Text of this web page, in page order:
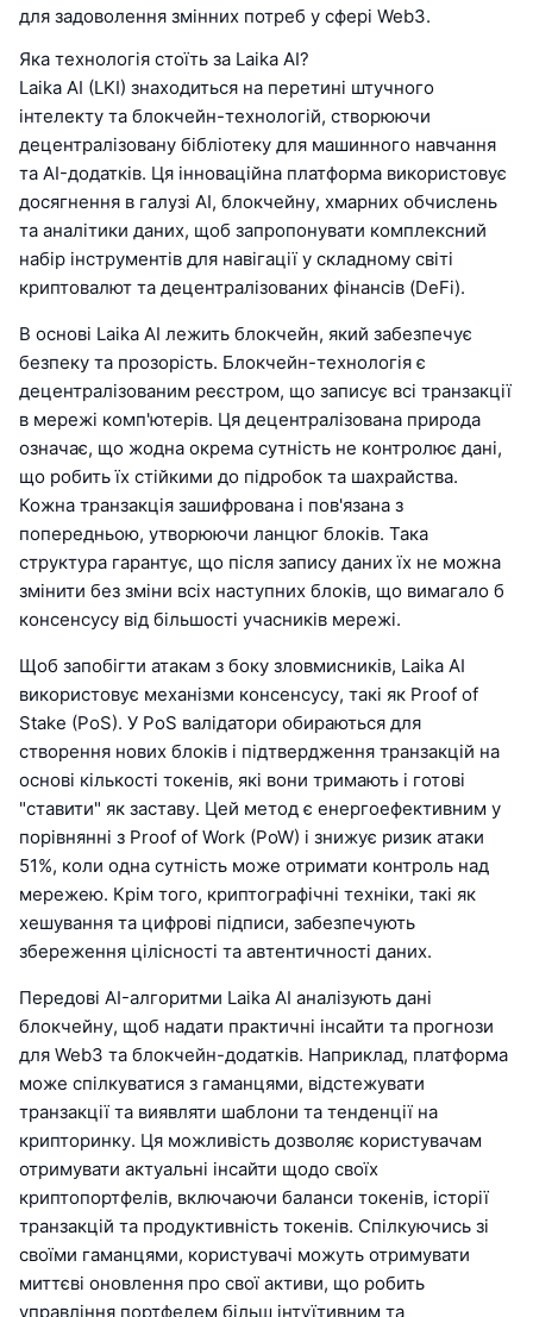
для задоволення змінних потреб у сфері Web3.
Яка технологія стоїть за Laika AI?
Laika AI (LKI) знаходиться на перетині штучного
інтелекту та блокчейн-технологій, створюючи
децентралізовану бібліотеку для машинного навчання
та AI-додатків. Ця інноваційна платформа використовує
досягнення в галузі AI, блокчейну, хмарних обчислень
та аналітики даних, щоб запропонувати комплексний
набір інструментів для навігації у складному світі
криптовалют та децентралізованих фінансів (DeFi).
В основі Laika AI лежить блокчейн, який забезпечує
безпеку та прозорість. Блокчейн-технологія є
децентралізованим реєстром, що записує всі транзакції
в мережі комп'ютерів. Ця децентралізована природа
означає, що жодна окрема сутність не контролює дані,
що робить їх стійкими до підробок та шахрайства.
Кожна транзакція зашифрована і пов'язана з
попередньою, утворюючи ланцюг блоків. Така
структура гарантує, що після запису даних їх не можна
змінити без зміни всіх наступних блоків, що вимагало б
консенсусу від більшості учасників мережі.
Щоб запобігти атакам з боку зловмисників, Laika AI
використовує механізми консенсусу, такі як Proof of
Stake (PoS). У PoS валідатори обираються для
створення нових блоків і підтвердження транзакцій на
основі кількості токенів, які вони тримають і готові
"ставити" як заставу. Цей метод є енергоефективним у
порівнянні з Proof of Work (PoW) і знижує ризик атаки
51%, коли одна сутність може отримати контроль над
мережею. Крім того, криптографічні техніки, такі як
хешування та цифрові підписи, забезпечують
збереження цілісності та автентичності даних.
Передові AI-алгоритми Laika AI аналізують дані
блокчейну, щоб надати практичні інсайти та прогнози
для Web3 та блокчейн-додатків. Наприклад, платформа
може спілкуватися з гаманцями, відстежувати
транзакції та виявляти шаблони та тенденції на
крипторинку. Ця можливість дозволяє користувачам
отримувати актуальні інсайти щодо своїх
криптопортфелів, включаючи баланси токенів, історії
транзакцій та продуктивність токенів. Спілкуючись зі
своїми гаманцями, користувачі можуть отримувати
миттєві оновлення про свої активи, що робить
управління портфелем більш інтуїтивним та